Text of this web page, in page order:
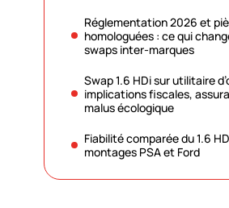
Réglementation 2026 et
homologuées : ce qui
swaps inter-marques
Swap 1.6 HDi sur utilitaire
implications fiscales,
malus écologique
Fiabilité comparée du 1.6
montages PSA et Ford